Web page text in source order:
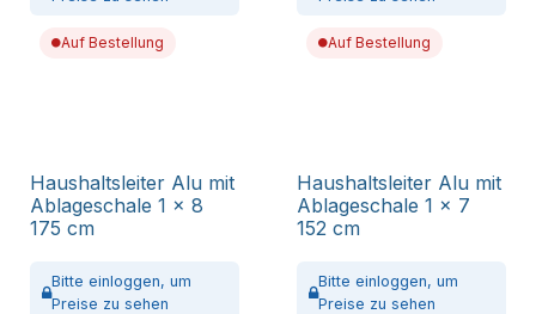
Auf Bestellung Auf Bestellung
Haushaltsleiter Alu mit
Ablageschale 1 x 8
175 cm
Bitte einloggen, um
Preise zu sehen
Haushaltsleiter Alu mit
Ablageschale 1 x 7
152 cm
Bitte einloggen, um
Preise zu sehen